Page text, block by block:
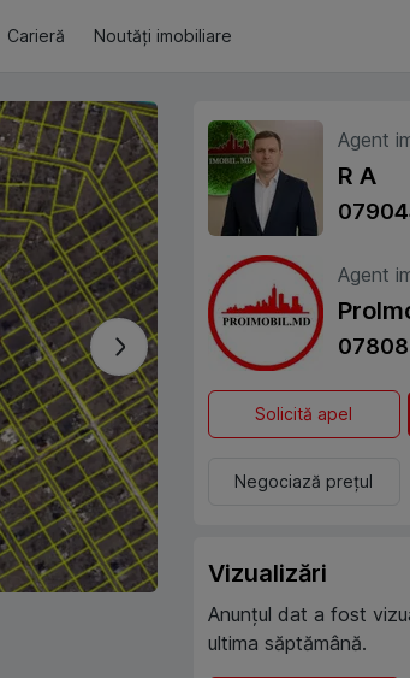
Agent
R A
Agent
Solicită apel
Negociază prețul
Vizualizări
Anunțul dat a fost
ultima săptămână.
Carieră Noutăți imobiliare